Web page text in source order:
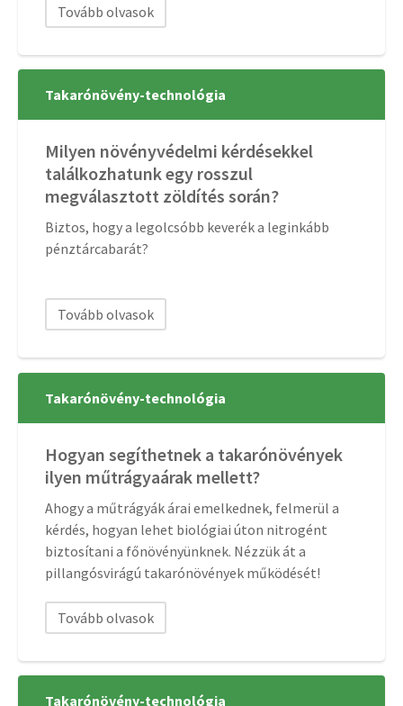
Tovább olvasok
Takarónövény-technológia
Milyen növényvédelmi kérdésekkel
találkozhatunk egy rosszul
megválasztott zöldítés során?
Biztos, hogy a legolcsóbb keverék a leginkább
pénztárcabarát?
Tovább olvasok
Takarónövény-technológia
Hogyan segíthetnek a takarónövények
ilyen műtrágyaárak mellett?
Ahogy a műtrágyák árai emelkednek, felmerül a
kérdés, hogyan lehet biológiai úton nitrogént
biztosítani a főnövényünknek. Nézzük át a
pillangósvirágú takarónövények működését!
Tovább olvasok
Takarónövény-technológia